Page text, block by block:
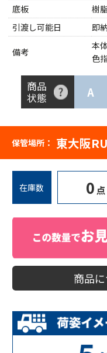
底板
樹
引渡し可能日
即
備考
本
色
商品
状態
A
保管場所： 東大阪
在庫数 0 点
商品